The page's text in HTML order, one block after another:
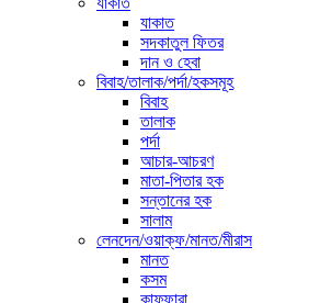
যাকাত
সদকাতুল ফিতর
দান ও হেবা
বিবাহ/তালাক/পর্দা/হকসমূহ
বিবাহ
তালাক
পর্দা
আচার-আচরণ
মাতা-পিতার হক
সন্তানের হক
সালাম
লেনদেন/ওয়াক্ফ/মানত/মীরাস
মানত
কসম
কাফ্ফারা